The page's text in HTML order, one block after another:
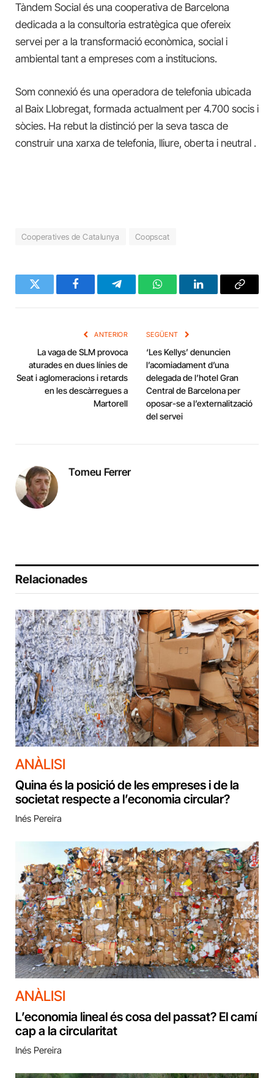
Tàndem Social és una cooperativa de Barcelona
dedicada a la consultoria estratègica que ofereix
servei per a la transformació econòmica, social i
ambiental tant a empreses com a institucions.
Som connexió és una operadora de telefonia ubicada
al Baix Llobregat, formada actualment per 4.700 socis i
sòcies. Ha rebut la distinció per la seva tasca de
construir una xarxa de telefonia, lliure, oberta i neutral .
Cooperatives de Catalunya Coopscat
Twitter FacebookTelegramWhatsAppLinkedInCopy
ANTERIOR
La vaga de SLM provoca
aturades en dues línies de
Seat i aglomeracions i retards
en les descàrregues a
Martorell
SEGÜENT
‘Les Kellys’ denuncien
l’acomiadament d’una
delegada de l’hotel Gran
Central de Barcelona per
oposar-se a l’externalització
del servei
Tomeu Ferrer
Relacionades
ANÀLISI
Quina és la posició de les empreses i de la
societat respecte a l’economia circular?
Inés Pereira
ANÀLISI
L’economia lineal és cosa del passat? El camí
cap a la circularitat
Inés Pereira